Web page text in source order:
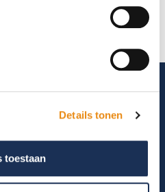
Details tonen
toestaan
partner voor
staalconstructie en